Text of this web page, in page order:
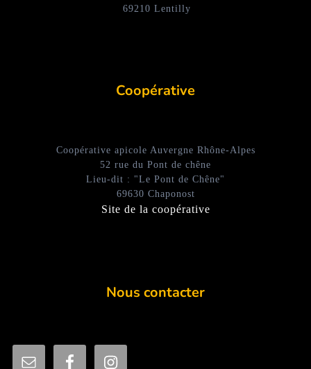
69210 Lentilly
Coopérative
Coopérative apicole Auvergne Rhône-Alpes
52 rue du Pont de chêne
Lieu-dit : "Le Pont de Chêne"
69630 Chaponost
Site de la coopérative
Nous contacter